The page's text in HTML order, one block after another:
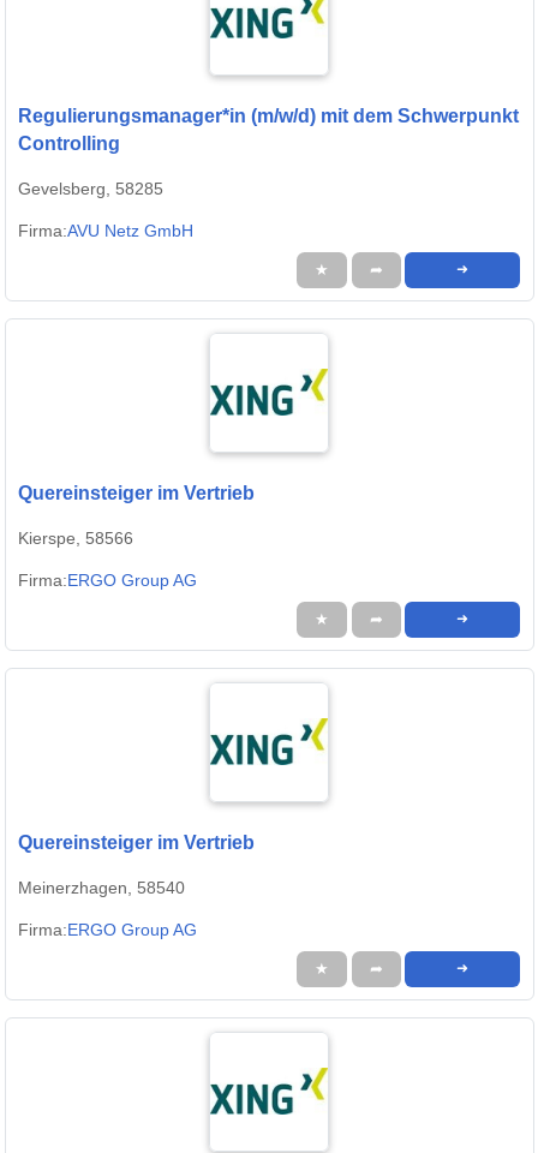
Regulierungsmanager*in (m/w/d) mit dem Schwerpunkt
Controlling
Gevelsberg, 58285
Firma:AVU Netz GmbH
★ ➦ ➜
Quereinsteiger im Vertrieb
Kierspe, 58566
Firma:ERGO Group AG
★ ➦ ➜
Quereinsteiger im Vertrieb
Meinerzhagen, 58540
Firma:ERGO Group AG
★ ➦ ➜